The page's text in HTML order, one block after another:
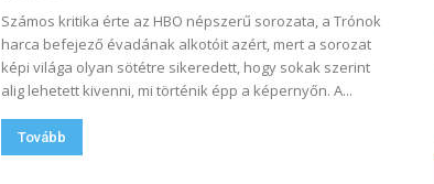
Számos kritika érte az HBO népszerű sorozata, a Trónok
harca befejező évadának alkotóit azért, mert a sorozat
képi világa olyan sötétre sikeredett, hogy sokak szerint
alig lehetett kivenni, mi történik épp a képernyőn. A...
Tovább